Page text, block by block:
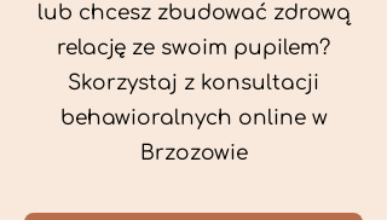
lub chcesz zbudować zdrową
relację ze swoim pupilem?
Skorzystaj z konsultacji
behawioralnych online w
Brzozowie